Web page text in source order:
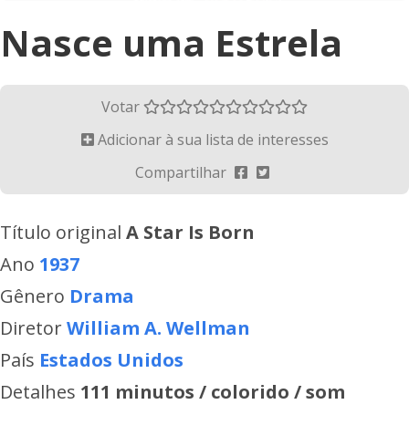
Nasce uma Estrela
Votar
Adicionar à sua lista de interesses
Compartilhar
Título original A Star Is Born
Ano 1937
Gênero Drama
DiretorWilliam A. Wellman
País Estados Unidos
Detalhes 111 minutos / colorido / som